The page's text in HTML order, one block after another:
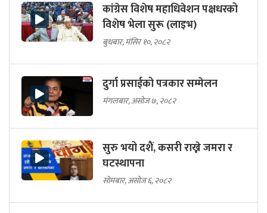
कांग्रेस विशेष महाधिवेशन पक्षधरको
विशेष भेला सुरू (लाइभ)
बुधबार, मंसिर १०, २०८२
दुर्गा प्रसाईको पत्रकार सम्मेलन
मंगलबार, असोज ७, २०८२
सुरु भयो दशैं, कसरी राख्ने जमरा र
घटस्थापना
सोमबार, असोज ६, २०८२